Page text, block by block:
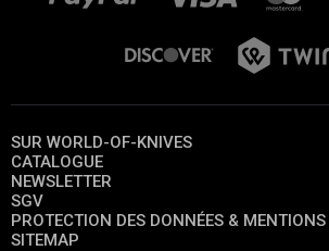
SUR WORLD-OF-KNIVES
CATALOGUE
NEWSLETTER
SGV
PROTECTION DES DONNÉES & MENTIONS
SITEMAP